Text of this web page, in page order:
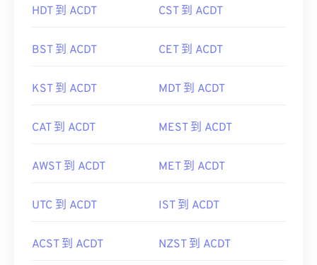
HDT 到 ACDT CST 到 ACDT
BST 到 ACDT CET 到 ACDT
KST 到 ACDT MDT 到 ACDT
CAT 到 ACDT MEST 到 ACDT
AWST 到 ACDT MET 到 ACDT
UTC 到 ACDT IST 到 ACDT
ACST 到 ACDT NZST 到 ACDT